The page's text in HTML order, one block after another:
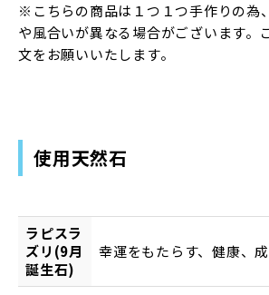
※こちらの商品は１つ１つ手作りの為
や風合いが異なる場合がございます。
文をお願いいたします。
使用天然石
ラピスラ
ズリ(9月
誕生石)
幸運をもたらす、健康、